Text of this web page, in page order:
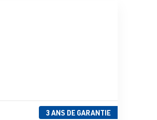
3 ANS DE GARANTIE